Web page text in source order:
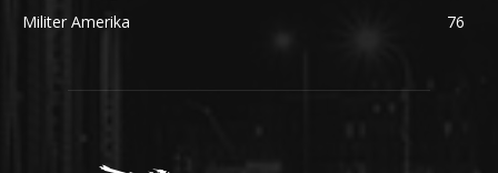
Militer Amerika
76